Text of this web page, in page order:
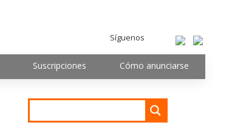
Síguenos
Suscripciones Cómo anunciarse